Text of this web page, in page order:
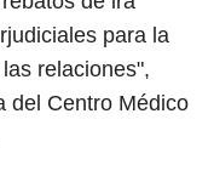
para la
relaciones",
del Centro Médico